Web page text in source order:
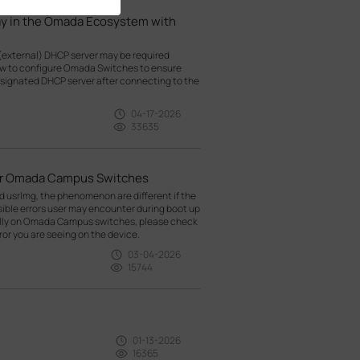
in the Omada Ecosystem with
DHCP server may be required
to configure Omada Switches to ensure
DHCP server after connecting to the
04-17-2026
33635
Campus Switches
usrlmg, the phenomenon are different if the
errors user may encounter during boot up
on Omada Campus switches, please check
you are seeing on the device.
03-04-2026
15744
01-13-2026
16365